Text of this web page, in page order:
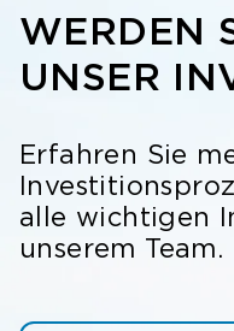
WERDEN
UNSER
Erfahren Sie
alle wichtigen
unserem Team.